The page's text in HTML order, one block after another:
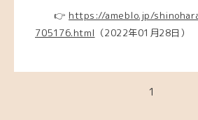
👉 https://ameblo.jp/
705176.html （2022年01月28日）
1